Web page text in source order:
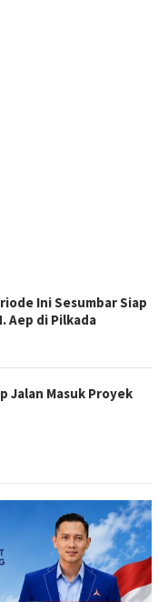
Ini Sesumbar Siap
Aep di Pilkada
Jalan Masuk Proyek